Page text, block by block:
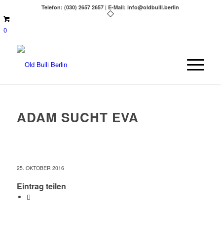
Telefon: (030) 2657 2657 | E-Mail: info@oldbulli.berlin
0
ADAM SUCHT EVA
25. OKTOBER 2016
Eintrag teilen